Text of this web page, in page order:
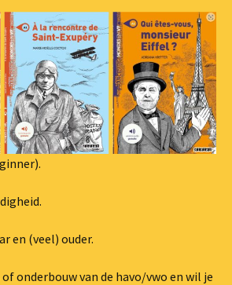
en (veel) ouder.
onderbouw van de havo/vwo en wil je